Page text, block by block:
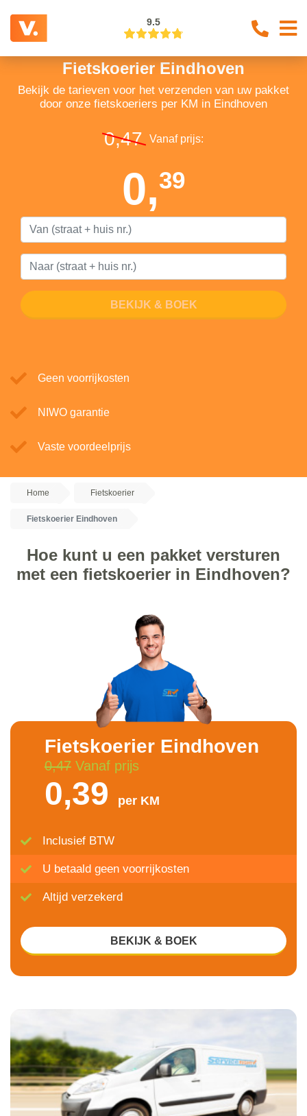
9.5
Fietskoerier Eindhoven
Bekijk de tarieven voor het verzenden van uw pakket
door onze fietskoeriers per KM in Eindhoven
0,47 Vanaf prijs:
0,39
BEKIJK & BOEK
Geen voorrijkosten
NIWO garantie
Vaste voordeelprijs
Home Fietskoerier
Fietskoerier Eindhoven
Hoe kunt u een pakket versturen
met een fietskoerier in Eindhoven?
Fietskoerier Eindhoven
0,47Vanaf prijs
0,39 per KM
Inclusief BTW
U betaald geen voorrijkosten
Altijd verzekerd
BEKIJK & BOEK